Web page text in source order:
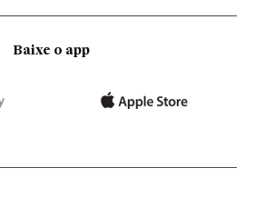
Baixe o app